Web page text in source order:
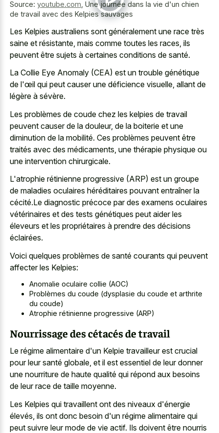
Source: youtube.com Une journée dans la vie d'un chien
de travail avec des Kelpies sauvages
Les Kelpies australiens sont généralement une race très
saine et résistante, mais comme toutes les races, ils
peuvent être sujets à certaines conditions de santé.
La Collie Eye Anomaly (CEA) est un trouble génétique
de l'œil qui peut causer une déficience visuelle, allant de
légère à sévère.
Les problèmes de coude chez les kelpies de travail
peuvent causer de la douleur, de la boiterie et une
diminution de la mobilité. Ces problèmes peuvent être
traités avec des médicaments, une thérapie physique ou
une intervention chirurgicale.
L'atrophie rétinienne progressive (ARP) est un groupe
de maladies oculaires héréditaires pouvant entraîner la
cécité.Le diagnostic précoce par des examens oculaires
vétérinaires et des tests génétiques peut aider les
éleveurs et les propriétaires à prendre des décisions
éclairées.
Voici quelques problèmes de santé courants qui peuvent
affecter les Kelpies:
Anomalie oculaire collie (AOC)
Problèmes du coude (dysplasie du coude et arthrite
du coude)
Atrophie rétinienne progressive (ARP)
Nourrissage des cétacés de travail
Le régime alimentaire d'un Kelpie travailleur est crucial
pour leur santé globale, et il est essentiel de leur donner
une nourriture de haute qualité qui répond aux besoins
de leur race de taille moyenne.
Les Kelpies qui travaillent ont des niveaux d'énergie
élevés, ils ont donc besoin d'un régime alimentaire qui
peut suivre leur mode de vie actif. Ils doivent être nourris